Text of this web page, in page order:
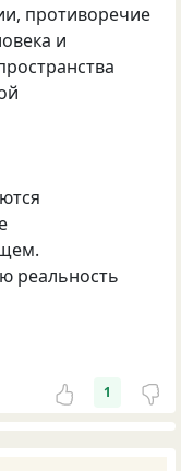
противоречие
и
реальность
1